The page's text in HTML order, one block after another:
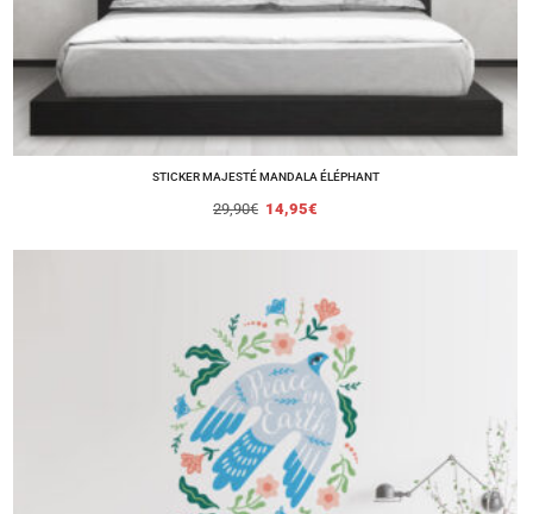
STICKER MAJESTÉ MANDALA ÉLÉPHANT
29,90€ 14,95€